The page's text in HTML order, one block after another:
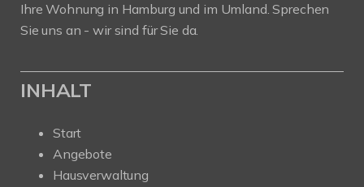
Ihre Wohnung in Hamburg und im Umland. Sprechen
Sie uns an - wir sind für Sie da.
INHALT
Start
Angebote
Hausverwaltung